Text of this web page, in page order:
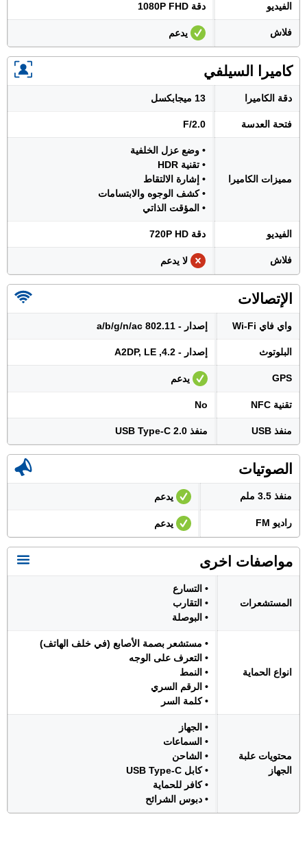
الفيديو دقة 1080P FHD
فلاش يدعم
كاميرا السيلفي
دقة الكاميرا 13 ميجابكسل
فتحة العدسة F/2.0
مميزات الكاميرا
• وضع عزل الخلفية
• تقنية HDR
• إشارة الالتقاط
• كشف الوجوه والابتسامات
• المؤقت الذاتي
الفيديو دقة 720P HD
فلاش لا يدعم
الإتصالات
واي فاي Wi-Fi إصدار - 802.11 a/b/g/n/ac
البلوتوث إصدار - 4.2, A2DP, LE
GPS يدعم
تقنية NFC No
منفذ USB منفذ USB Type-C 2.0
الصوتيات
منفذ 3.5 ملم يدعم
راديو FM يدعم
مواصفات اخرى
المستشعرات
• التسارع
• التقارب
• البوصلة
انواع الحماية
• مستشعر بصمة الأصابع (في خلف الهاتف)
• التعرف على الوجه
• النمط
• الرقم السري
• كلمة السر
محتويات علبة
الجهاز
• الجهاز
• السماعات
• الشاحن
• كابل USB Type-C
• كافر للحماية
• دبوس الشرائح